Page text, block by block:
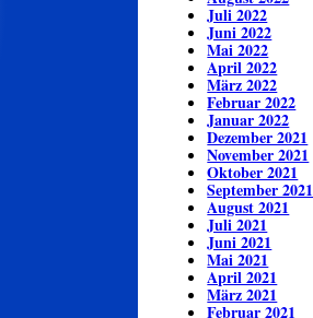
Juli 2022
Juni 2022
Mai 2022
April 2022
März 2022
Februar 2022
Januar 2022
Dezember 2021
November 2021
Oktober 2021
September 2021
August 2021
Juli 2021
Juni 2021
Mai 2021
April 2021
März 2021
Februar 2021